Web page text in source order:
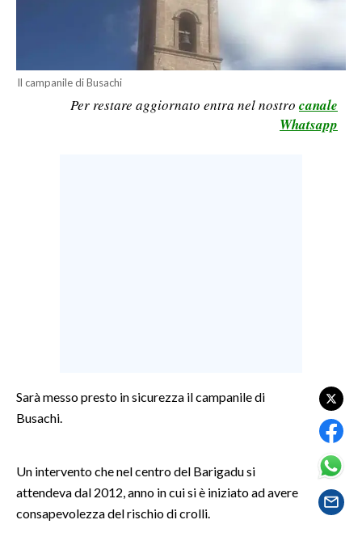
LAVORO
CULTURA
GOSSIP
Il campanile di Busachi
Per restare aggiornato entra nel nostro canale
Whatsapp
Sarà messo presto in sicurezza il campanile di
Busachi.
Un intervento che nel centro del Barigadu si
attendeva dal 2012, anno in cui si è iniziato ad avere
consapevolezza del rischio di crolli.